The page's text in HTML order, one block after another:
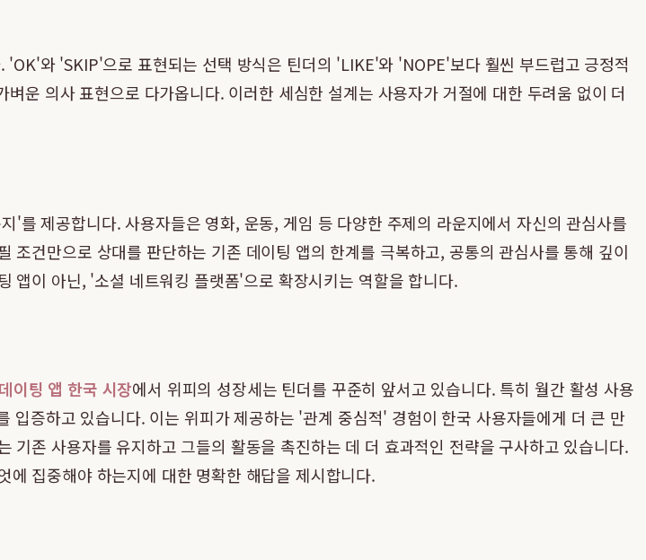
와 'SKIP'으로 표현되는 선택 방식은 틴더의 'LIKE'와 'NOPE'보다 훨씬 부드럽고 긍정적
운 의사 표현으로 다가옵니다. 이러한 세심한 설계는 사용자가 거절에 대한 두려움 없이 더
를 제공합니다. 사용자들은 영화, 운동, 게임 등 다양한 주제의 라운지에서 자신의 관심사를
건만으로 상대를 판단하는 기존 데이팅 앱의 한계를 극복하고, 공통의 관심사를 통해 깊이
앱이 아닌, '소셜 네트워킹 플랫폼'으로 확장시키는 역할을 합니다.
데이팅 앱 한국 시장에서 위피의 성장세는 틴더를 꾸준히 앞서고 있습니다. 특히 월간 활성 사용
증하고 있습니다. 이는 위피가 제공하는 '관계 중심적' 경험이 한국 사용자들에게 더 큰 만
존 사용자를 유지하고 그들의 활동을 촉진하는 데 더 효과적인 전략을 구사하고 있습니다.
집중해야 하는지에 대한 명확한 해답을 제시합니다.